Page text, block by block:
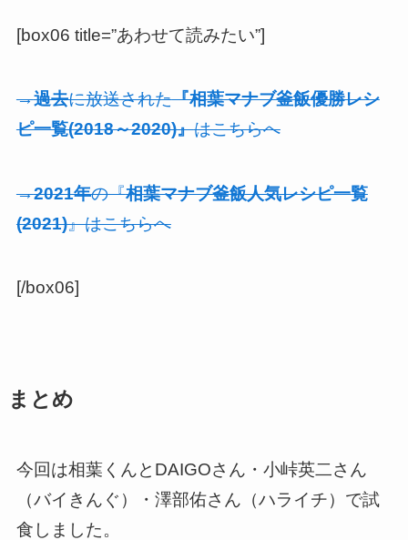
[box06 title=”あわせて読みたい”]
→過去に放送された『相葉マナブ釜飯優勝レシ
ピ一覧(2018～2020)』はこちらへ
→2021年の『相葉マナブ釜飯人気レシピ一覧
(2021)』はこちらへ
[/box06]
まとめ
今回は相葉くんとDAIGOさん・小峠英二さん
（バイきんぐ）・澤部佑さん（ハライチ）で試
食しました。